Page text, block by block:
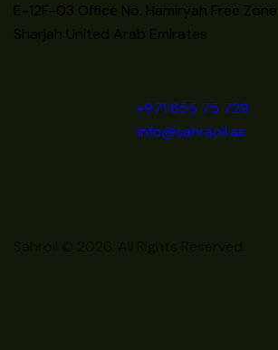
E-12F-03 Office No. Hamiryah Free Zone
Sharjah United Arab Emirates
+971 655 75 729
info@sahraoil.ae